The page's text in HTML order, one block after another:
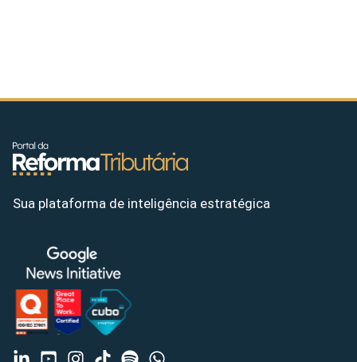
Sua plataforma de inteligência estratégica